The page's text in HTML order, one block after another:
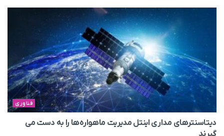
فناوری
دیتاسنترهای مداری اینتل مدیریت ماهواره‌ها را به دست می‌